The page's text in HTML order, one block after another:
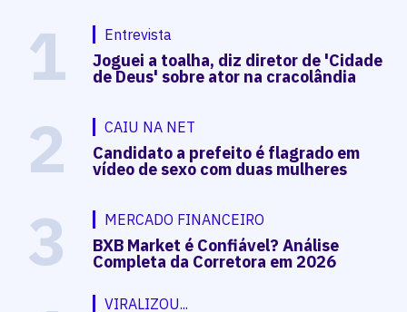
1 Entrevista
Joguei a toalha, diz diretor de 'Cidade
de Deus' sobre ator na cracolândia
2 CAIU NA NET
Candidato a prefeito é flagrado em
vídeo de sexo com duas mulheres
3 MERCADO FINANCEIRO
BXB Market é Confiável? Análise
Completa da Corretora em 2026
VIRALIZOU...